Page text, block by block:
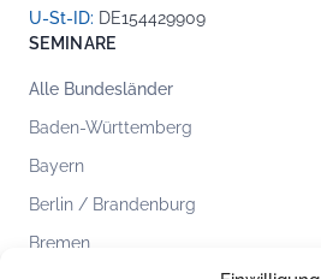
U-St-ID: DE154429909
SEMINARE
Alle Bundesländer
Baden-Württemberg
Bayern
Berlin / Brandenburg
Bremen